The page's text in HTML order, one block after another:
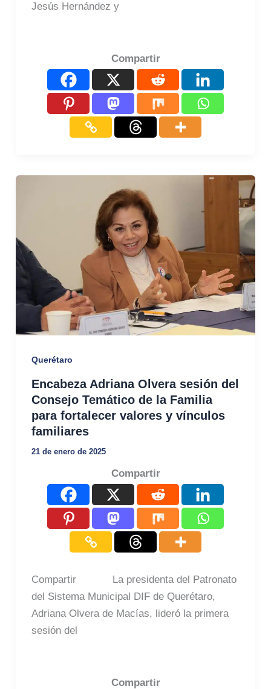
Jesús Hernández y
Compartir
Querétaro
Encabeza Adriana Olvera sesión del
Consejo Temático de la Familia
para fortalecer valores y vínculos
familiares
21 de enero de 2025
Compartir
Compartir La presidenta del Patronato
del Sistema Municipal DIF de Querétaro,
Adriana Olvera de Macías, lideró la primera
sesión del
Compartir